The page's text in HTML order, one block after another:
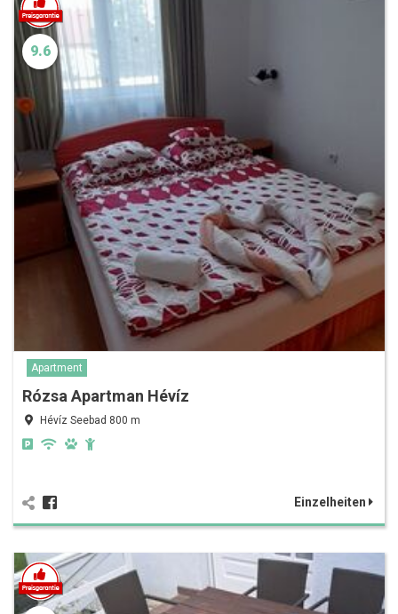
9.6
Apartment
Rózsa Apartman Hévíz
Hévíz Seebad 800 m
Einzelheiten